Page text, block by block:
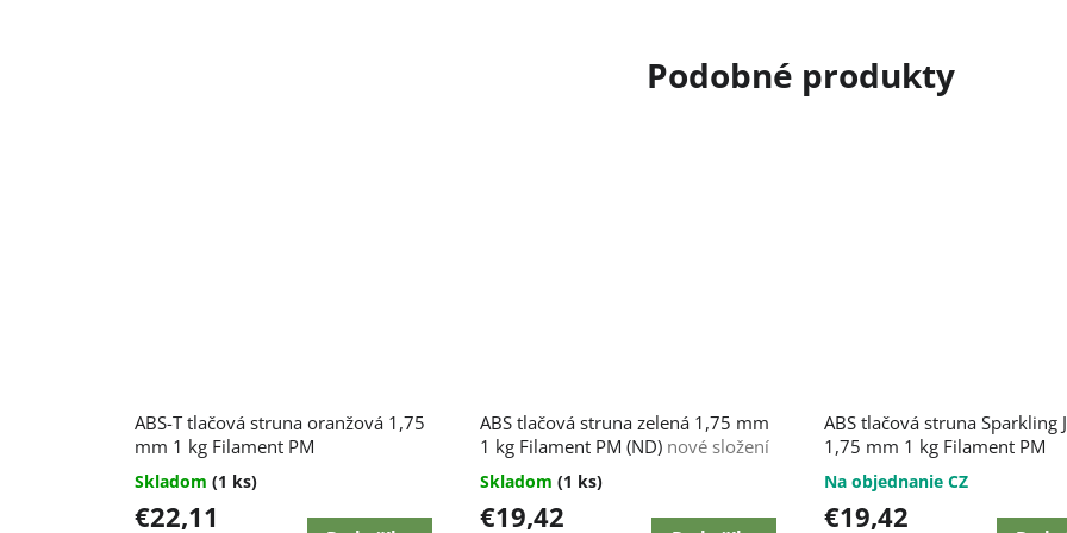
ABS-T tlačová struna oranžová 1,75
mm 1 kg Filament PM
Skladom (1 ks)
€22,11
ABS tlačová struna zelená 1,75 mm
1 kg Filament PM (ND) nové složení
Skladom (1 ks)
€19,42
ABS tlačová struna Sparkling
1,75 mm 1 kg Filament PM
Na objednanie CZ
€19,42